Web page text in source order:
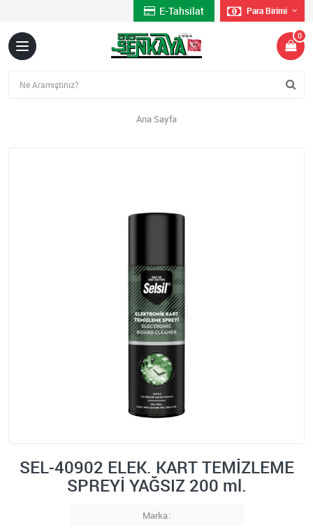
E-Tahsilat Para Birimi
0
Ana Sayfa
SEL-40902 ELEK. KART TEMİZLEME
SPREYİ YAĞSIZ 200 ml.
Marka